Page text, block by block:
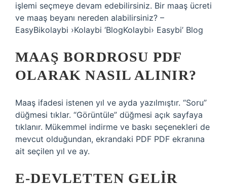
işlemi seçmeye devam edebilirsiniz. Bir maaş ücreti
ve maaş beyanı nereden alabilirsiniz? –
EasyBikolaybi ›Kolaybi ‘BlogKolaybi› Easybi’ Blog
MAAŞ BORDROSU PDF
OLARAK NASIL ALINIR?
Maaş ifadesi istenen yıl ve ayda yazılmıştır. “Soru”
düğmesi tıklar. “Görüntüle” düğmesi açık sayfaya
tıklanır. Mükemmel indirme ve baskı seçenekleri de
mevcut olduğundan, ekrandaki PDF PDF ekranına
ait seçilen yıl ve ay.
E-DEVLETTEN GELIR